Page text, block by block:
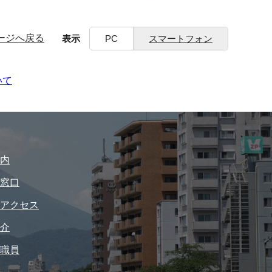
ジへ戻る 表示 PC スマートフォン
口
クセス
員